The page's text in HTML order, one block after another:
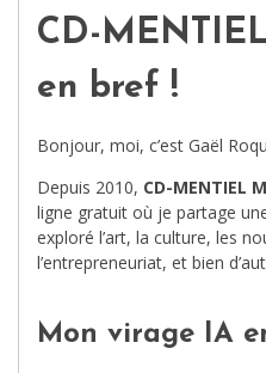
CD-
en bref !
Bonjour, moi, c’est Gaël
Depuis 2010, CD-MENTIEL
ligne gratuit où je partage
exploré l’art, la culture, les
l’entrepreneuriat, et bien
Mon virage IA